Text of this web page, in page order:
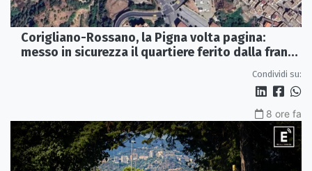
Corigliano-Rossano, la Pigna volta pagina:
messo in sicurezza il quartiere ferito dalla frana
Condividi su:
8 ore fa